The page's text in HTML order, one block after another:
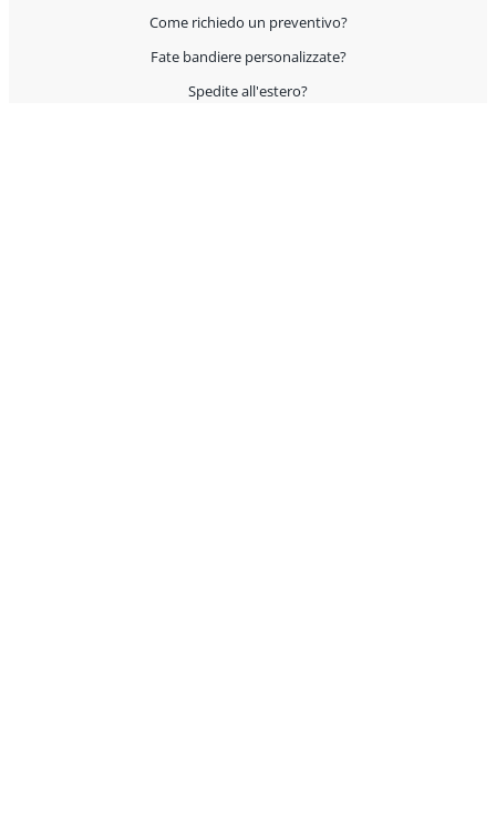
Come richiedo un preventivo?
Fate bandiere personalizzate?
Spedite all'estero?